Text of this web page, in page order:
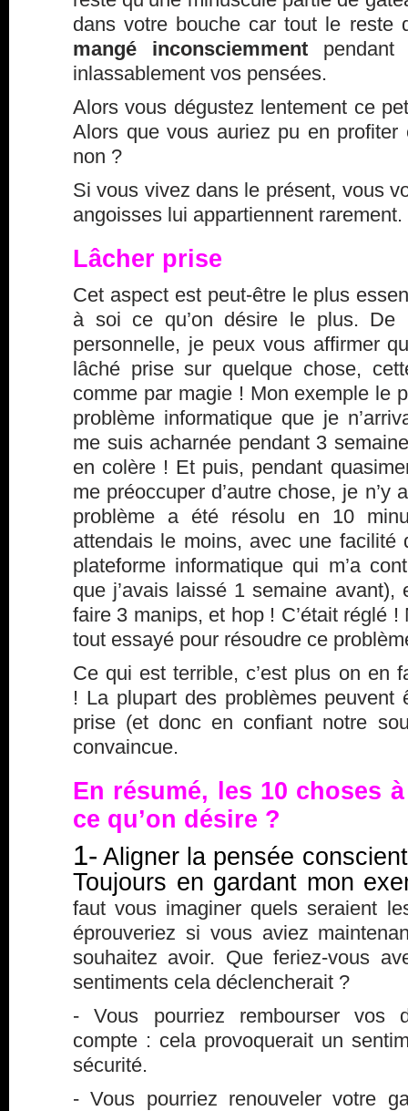
dans votre bouche car tout le
mangé inconsciemment pendant
inlassablement vos pensées.
Alors vous dégustez lentement ce
Alors que vous auriez pu en profiter
non ?
Si vous vivez dans le présent, vous
angoisses lui appartiennent rarement.
Lâcher prise
Cet aspect est peut-être le plus
à soi ce qu’on désire le plus. De
personnelle, je peux vous affirmer
lâché prise sur quelque chose,
comme par magie ! Mon exemple le
problème informatique que je
me suis acharnée pendant 3
en colère ! Et puis, pendant
me préoccuper d’autre chose, je n’y
problème a été résolu en 10
attendais le moins, avec une facilité
plateforme informatique qui m’a
que j’avais laissé 1 semaine avant),
faire 3 manips, et hop ! C’était réglé !
tout essayé pour résoudre ce
Ce qui est terrible, c’est plus on en
! La plupart des problèmes peuvent
prise (et donc en confiant notre
convaincue.
En résumé, les 10 choses
ce qu’on désire ?
1- Aligner la pensée
Toujours en gardant mon
faut vous imaginer quels seraient
éprouveriez si vous aviez
souhaitez avoir. Que feriez-vous
sentiments cela déclencherait ?
- Vous pourriez rembourser vos
compte : cela provoquerait un
sécurité.
- Vous pourriez renouveler votre